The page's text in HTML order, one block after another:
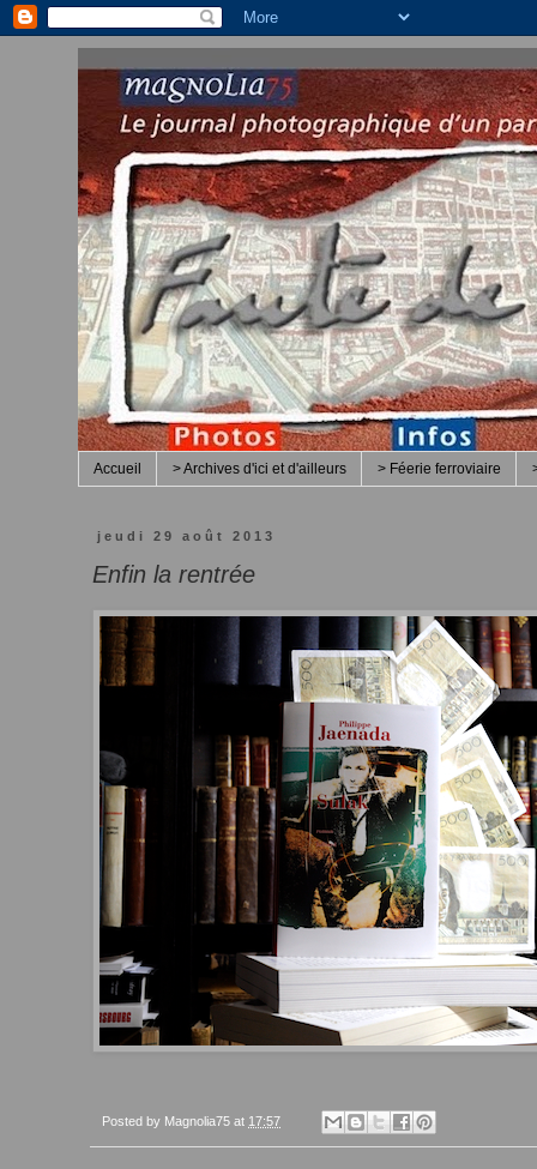
Accueil > Archives d'ici et d'ailleurs > Féerie ferroviaire
jeudi 29 août 2013
Enfin la rentrée
Posted by Magnolia75 at 17:57